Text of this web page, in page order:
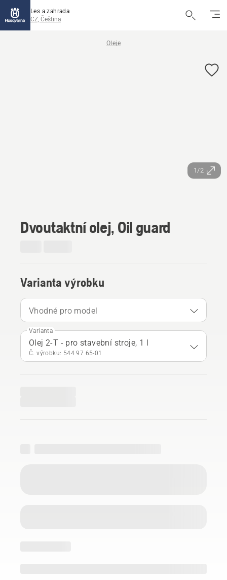
Les a zahrada
CZ, Čeština
Oleje
1/2
Dvoutaktní olej, Oil guard
Varianta výrobku
Vhodné pro model
Varianta
Olej 2-T - pro stavební stroje, 1 l
Č. výrobku: 544 97 65‑01